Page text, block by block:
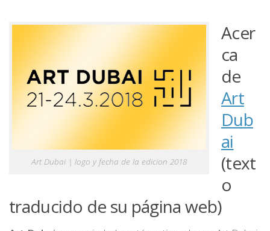
Art Dubai | logo y fecha de la edicion 2018
Acer
ca
de
Art
Dub
ai
(text
o
traducido de su página web)